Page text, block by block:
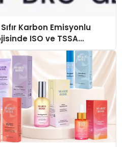
Karbon Emisyonlu
ISO ve TSSA